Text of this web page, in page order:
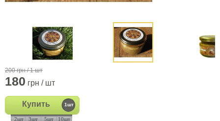
200 грн / 1 шт
180 грн / шт
Купить 1шт
2шт 3шт 5шт 10шт